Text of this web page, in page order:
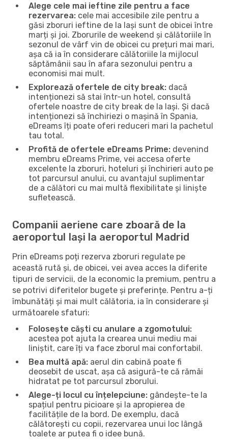
Alege cele mai ieftine zile pentru a face
rezervarea: cele mai accesibile zile pentru a
găsi zboruri ieftine de la Iași sunt de obicei între
marți și joi. Zborurile de weekend și călătoriile în
sezonul de vârf vin de obicei cu prețuri mai mari,
așa că ia în considerare călătoriile la mijlocul
săptămânii sau în afara sezonului pentru a
economisi mai mult.
Explorează ofertele de city break: dacă
intenționezi să stai într-un hotel, consultă
ofertele noastre de city break de la Iași. Și dacă
intenționezi să închiriezi o mașină în Spania,
eDreams îți poate oferi reduceri mari la pachetul
tau total.
Profită de ofertele eDreams Prime: devenind
membru eDreams Prime, vei accesa oferte
excelente la zboruri, hoteluri și închirieri auto pe
tot parcursul anului, cu avantajul suplimentar
de a călători cu mai multă flexibilitate și liniște
sufletească.
Companii aeriene care zboară de la
aeroportul Iași la aeroportul Madrid
Prin eDreams poți rezerva zboruri regulate pe
această rută și, de obicei, vei avea acces la diferite
tipuri de servicii, de la economic la premium, pentru a
se potrivi diferitelor bugete și preferințe. Pentru a-ți
îmbunătăți și mai mult călătoria, ia în considerare și
următoarele sfaturi:
Folosește căști cu anulare a zgomotului:
acestea pot ajuta la crearea unui mediu mai
liniștit, care îți va face zborul mai confortabil.
Bea multă apă: aerul din cabină poate fi
deosebit de uscat, așa că asigură-te că rămâi
hidratat pe tot parcursul zborului.
Alege-ți locul cu înțelepciune: gândește-te la
spațiul pentru picioare și la apropierea de
facilitățile de la bord. De exemplu, dacă
călătorești cu copii, rezervarea unui loc lângă
toalete ar putea fi o idee bună.